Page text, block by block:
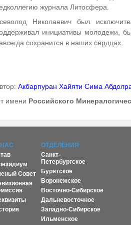
журнала Литосфера.
Николаевич был
инициативы молодежи,
сохранится в наших сердцах.
Акбарпуран Хайяти Сима
имени Российского
Совет
ОТДЕЛЕНИЯ
Санкт-
Петербургское
Бурятское
Воронежское
Восточно-Сибирское
Дальневосточное
Западно-Сибирское
Ильменское